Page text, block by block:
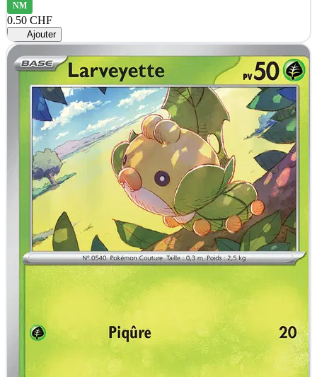
NM
0.50 CHF
Ajouter